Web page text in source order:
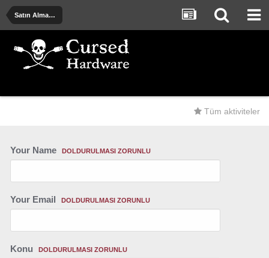
Satın Alma Önerileri - Deneyimler - Uyarılar
Tüm aktiviteler
Your Name DOLDURULMASI ZORUNLU
Your Email DOLDURULMASI ZORUNLU
Konu DOLDURULMASI ZORUNLU